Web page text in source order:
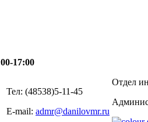
17:00
Тел: (48538)5-11-45
E-mail: admr@danilovmr.ru
Отдел